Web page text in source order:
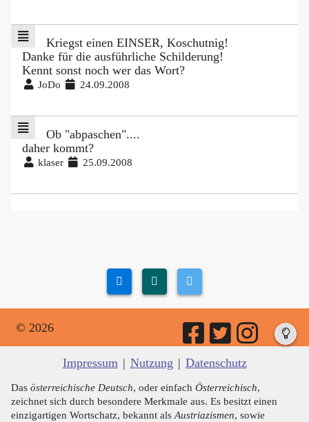
Kriegst einen EINSER, Koschutnig!
Danke für die ausführliche Schilderung!
Kennt sonst noch wer das Wort?
JoDo 24.09.2008
Ob "abpaschen"....
daher kommt?
klaser 25.09.2008
© 2026
Impressum | Nutzung | Datenschutz
Das österreichische Deutsch, oder einfach Österreichisch,
zeichnet sich durch besondere Merkmale aus. Es besitzt einen
einzigartigen Wortschatz, bekannt als Austriazismen, sowie